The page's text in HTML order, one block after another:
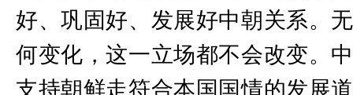
好、巩固好、发展好中朝关系。
何变化，这一立场都不会改变。
支持朝鲜走符合本国国情的发展